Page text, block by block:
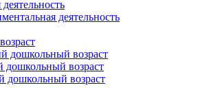
деятельность
дошкольный возраст
дошкольный возраст
дошкольный возраст